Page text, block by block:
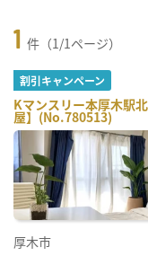
1 件（1/1ページ）
割引キャンペーン
Kマンスリー本厚木駅
屋】(No.780513)
厚木市